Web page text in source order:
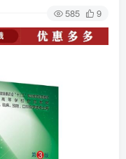
585 9